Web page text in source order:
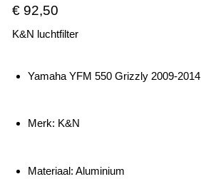
€ 92,50
K&N luchtfilter
Yamaha YFM 550 Grizzly 2009-2014
Merk: K&N
Materiaal: Aluminium